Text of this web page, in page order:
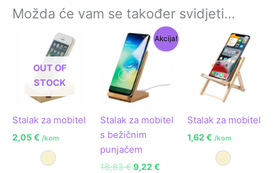
Možda će vam se također svidjeti…
OUT OF
STOCK
Stalak za mobitel
2,05€ /kom
Prirodna
Akcija!
Stalak za mobitel
s bežičnim
punjačem
18,83€
Izvorna
cijena
bila
je:
18,83 €.
9,22 €
Trenutna
cijena
Stalak za mobitel
1,62€ /kom
Prirodna